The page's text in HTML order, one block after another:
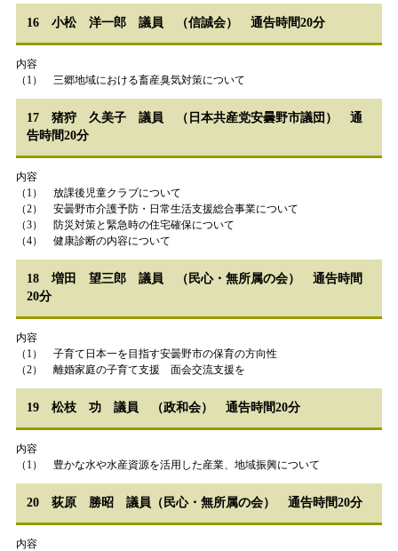
16 小松 洋一郎 議員 （信誠会） 通告時間20分
内容
（1） 三郷地域における畜産臭気対策について
17 猪狩 久美子 議員 （日本共産党安曇野市議団） 通
告時間20分
内容
（1） 放課後児童クラブについて
（2） 安曇野市介護予防・日常生活支援総合事業について
（3） 防災対策と緊急時の住宅確保について
（4） 健康診断の内容について
18 増田 望三郎 議員 （民心・無所属の会） 通告時間
20分
内容
（1） 子育て日本一を目指す安曇野市の保育の方向性
（2） 離婚家庭の子育て支援 面会交流支援を
19 松枝 功 議員 （政和会） 通告時間20分
内容
（1） 豊かな水や水産資源を活用した産業、地域振興について
20 荻原 勝昭 議員（民心・無所属の会） 通告時間20分
内容